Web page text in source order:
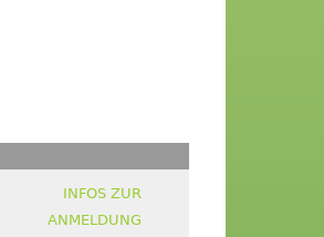
INFOS ZUR
ANMELDUNG